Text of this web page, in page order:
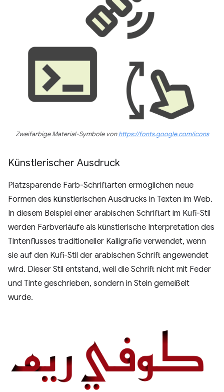
Zweifarbige Material-Symbole vonhttps://fonts.google.com/icons
Künstlerischer Ausdruck
Platzsparende Farb-Schriftarten ermöglichen neue
Formen des künstlerischen Ausdrucks in Texten im Web.
In diesem Beispiel einer arabischen Schriftart im Kufi-Stil
werden Farbverläufe als künstlerische Interpretation des
Tintenflusses traditioneller Kalligrafie verwendet, wenn
sie auf den Kufi-Stil der arabischen Schrift angewendet
wird. Dieser Stil entstand, weil die Schrift nicht mit Feder
und Tinte geschrieben, sondern in Stein gemeißelt
wurde.